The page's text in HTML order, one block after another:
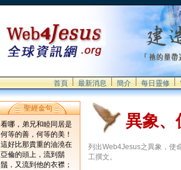
首頁 最新消息 簡介 每日靈修
聖經金句
看哪，弟兄和睦同居是
何等的善，何等的美！
這好比那貴重的油澆在
亞倫的頭上，流到鬍
鬚，又流到他的衣襟；
異象、
列出Web4Jesus之異象，使
工撰文。